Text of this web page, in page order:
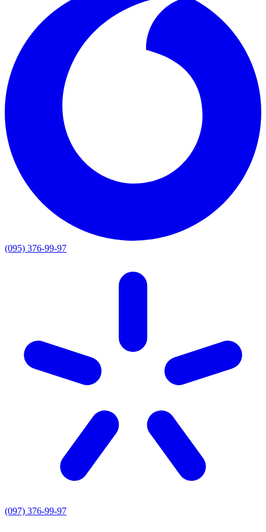
(095) 376-99-97
(097) 376-99-97